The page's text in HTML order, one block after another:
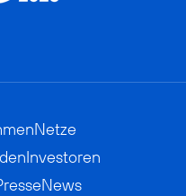
Netze
Investoren
News